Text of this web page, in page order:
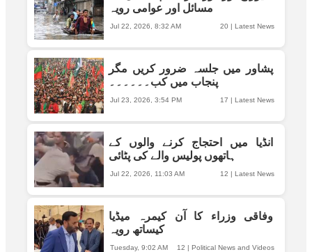
مسائل اور عوامی رویہ
20 | Latest News
Jul 22, 2026, 8:32 AM
پشاور میں جلسہ ضرور کریں مگر
پنجاب میں کب۔۔۔۔۔۔
17 | Latest News
Jul 23, 2026, 3:54 PM
انڈیا میں احتجاج کرنے والوں کے
ہاتھوں پولیس والے کی پٹائی
12 | Latest News
Jul 22, 2026, 11:03 AM
وفاقی وزراء کا آن کیمرہ میڈیا
کیساتھ رویہ
12 | Political News and Videos
Tuesday, 9:02 AM